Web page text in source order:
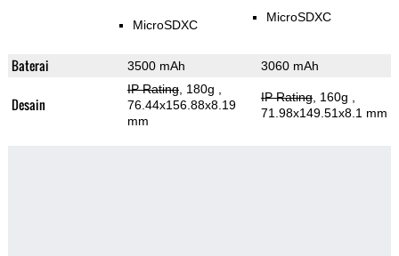
MicroSDXC
MicroSDXC
Baterai 3500 mAh 3060 mAh
Desain
IP Rating, 180g
76.44x156.88x8.19
mm
IP Rating, 160g
71.98x149.51x8.1 mm